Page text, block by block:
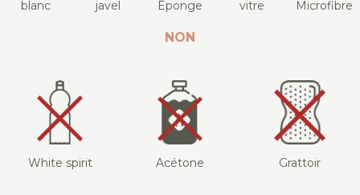
blanc javel Éponge vitre Microfibre
NON
White spirit Acétone Grattoir